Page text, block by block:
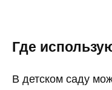
Где
В детском саду